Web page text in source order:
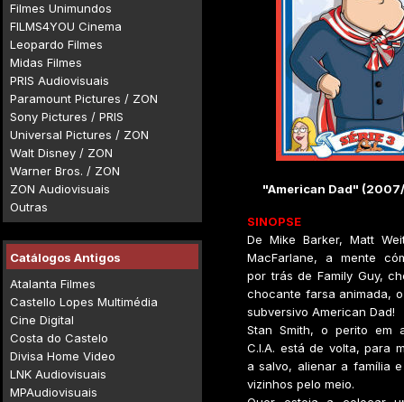
Filmes Unimundos
FILMS4YOU Cinema
Leopardo Filmes
Midas Filmes
PRIS Audiovisuais
Paramount Pictures / ZON
Sony Pictures / PRIS
Universal Pictures / ZON
Walt Disney / ZON
Warner Bros. / ZON
ZON Audiovisuais
Outras
Catálogos Antigos
Atalanta Filmes
Castello Lopes Multimédia
Cine Digital
Costa do Castelo
Divisa Home Video
LNK Audiovisuais
MPAudiovisuais
"American Dad"
SINOPSE
De Mike Barker, Matt
MacFarlane, a mente
por trás de Family Guy,
chocante farsa animada,
subversivo American Dad!
Stan Smith, o perito em
C.I.A. está de volta, para
a salvo, alienar a família
vizinhos pelo meio.